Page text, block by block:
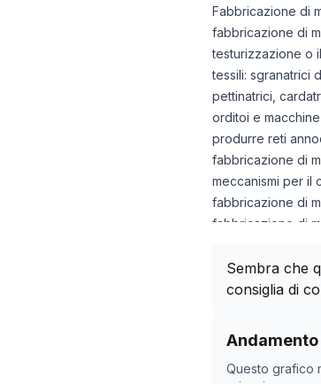
Fabbricazione di
fabbricazione di
testurizzazione o
tessili: sgranatrici
pettinatrici,
orditoi e
produrre reti
fabbricazione di
meccanismi per il
fabbricazione di
fabbricazione di
fabbricazione di
fabbricazione di
Sembra che
consiglia di
Questo grafico
Storico